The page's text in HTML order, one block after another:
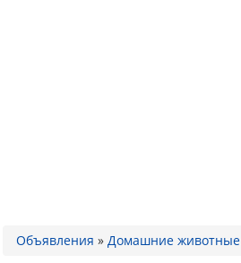
Объявления » Домашние животные